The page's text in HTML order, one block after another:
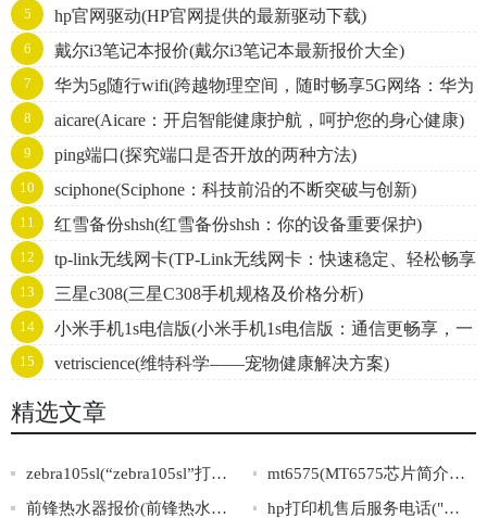
文明。)
5 hp官网驱动(HP官网提供的最新驱动下载)
6 戴尔i3笔记本报价(戴尔i3笔记本最新报价大全)
7
华为5g随行wifi(跨越物理空间，随时畅享5G网络：华为
随行WiFi)
8 aicare(Aicare：开启智能健康护航，呵护您的身心健康)
9 ping端口(探究端口是否开放的两种方法)
10 sciphone(Sciphone：科技前沿的不断突破与创新)
11 红雪备份shsh(红雪备份shsh：你的设备重要保护)
12
tp-link无线网卡(TP-Link无线网卡：快速稳定、轻松畅享
无线网络)
13 三星c308(三星C308手机规格及价格分析)
14
小米手机1s电信版(小米手机1s电信版：通信更畅享，一
键轻松快捷)
15 vetriscience(维特科学——宠物健康解决方案)
精选文章
zebra105sl(“zebra105sl”打印机的出色表现及应用广泛性简介)
mt6575(MT6575芯片简介及其应用领域解析)
前锋热水器报价(前锋热水器价格大公开，新款型号特价优惠！)
hp打印机售后服务电话("解决hp打印机问题？拨打售后服务电话立即获得帮助！")